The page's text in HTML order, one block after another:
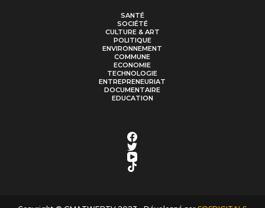
SANTÉ
SOCIÉTÉ
CULTURE & ART
POLITIQUE
ENVIRONNEMENT
COMMUNE
ECONOMIE
TECHNOLOGIE
ENTREPRENEURIAT
DOCUMENTAIRE
EDUCATION